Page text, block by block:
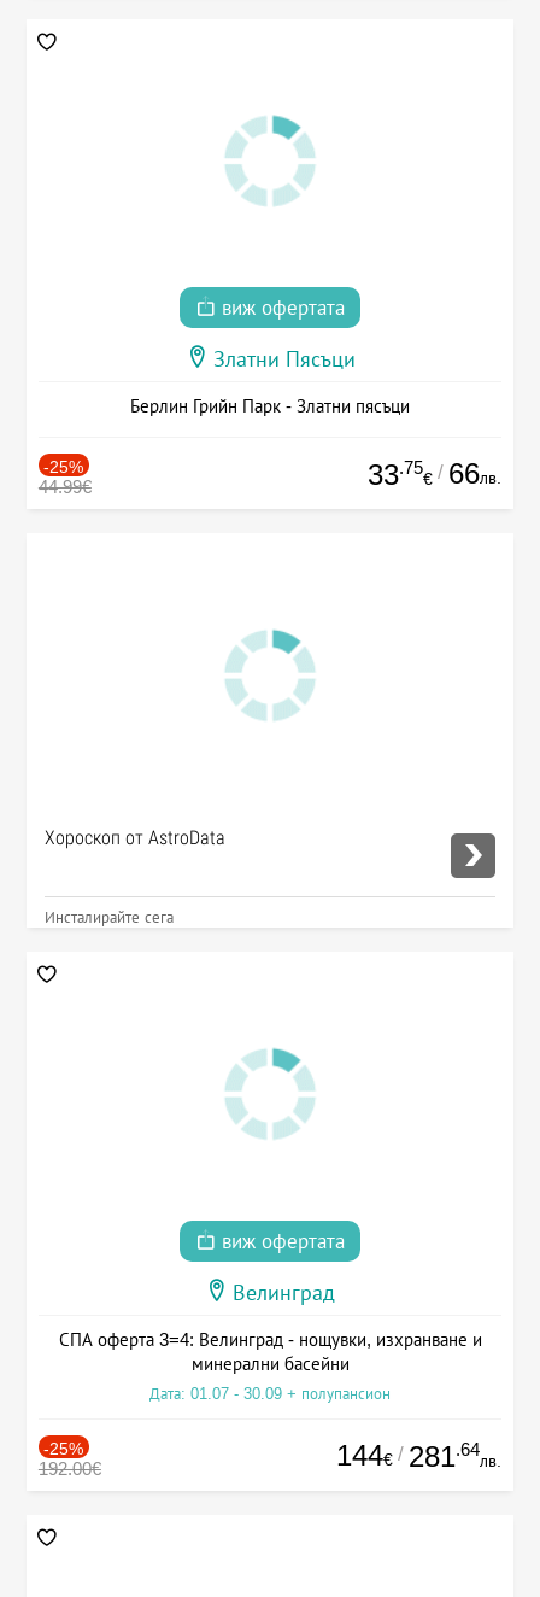
виж офертата
Златни Пясъци
Берлин Грийн Парк - Златни пясъци
-25%
44.99€ 33.75
€ / 66лв.
Хороскоп от AstroData
Инсталирайте сега
виж офертата
Велинград
СПА оферта 3=4: Велинград - нощувки, изхранване и
минерални басейни
Дата: 01.07 - 30.09 + полупансион
-25%
192.00€ 144€ / 281.64
лв.